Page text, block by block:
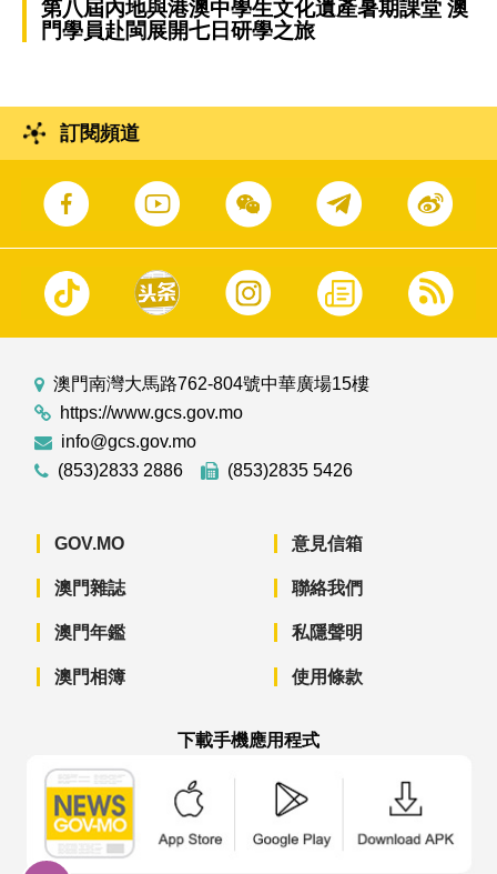
第八屆內地與港澳中學生文化遺產暑期課堂 澳
門學員赴閩展開七日研學之旅
訂閱頻道
澳門南灣大馬路762-804號中華廣場15樓
https://www.gcs.gov.mo
info@gcs.gov.mo
(853)2833 2886
(853)2835 5426
GOV.MO
澳門雜誌
澳門年鑑
澳門相簿
意見信箱
聯絡我們
私隱聲明
使用條款
下載手機應用程式